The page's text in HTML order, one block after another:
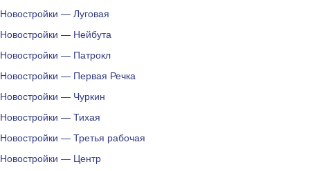
Новостройки — Луговая
Новостройки — Нейбута
Новостройки — Патрокл
Новостройки — Первая Речка
Новостройки — Чуркин
Новостройки — Тихая
Новостройки — Третья рабочая
Новостройки — Центр